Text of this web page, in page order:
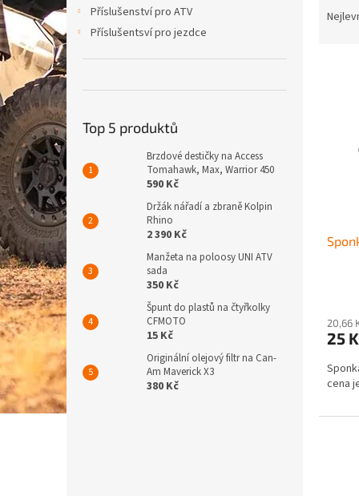
Příslušenství pro ATV
Příslušentsví pro jezdce
Top 5 produktů
Brzdové destičky na Access
Tomahawk, Max, Warrior 450
590 Kč
Držák nářadí a zbraně Kolpin
Rhino
2 390 Kč
Manžeta na poloosy UNI ATV
sada
350 Kč
Špunt do plastů na čtyřkolky
CFMOTO
15 Kč
Originální olejový filtr na Can-
Am Maverick X3
380 Kč
20,66
25
cena